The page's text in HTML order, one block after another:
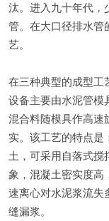
汰。进入九十年代，
管。在大口径排水管
艺。
在三种典型的成型工
设备主要由水泥管模
混合料随模具作高速
实。该工艺的特点是
土，可采用自落式搅
象，混凝土密实度高
速离心对水泥浆流失
缝漏浆。